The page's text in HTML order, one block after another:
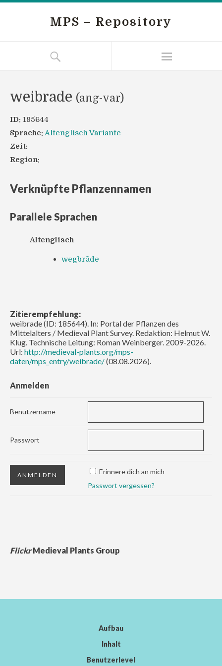
MPS – Repository
weibrade (ang-var)
ID: 185644
Sprache: Altenglisch Variante
Zeit:
Region:
Verknüpfte Pflanzennamen
Parallele Sprachen
Altenglisch
wegbrāde
Zitierempfehlung:
weibrade (ID: 185644). In: Portal der Pflanzen des
Mittelalters / Medieval Plant Survey. Redaktion: Helmut W.
Klug. Technische Leitung: Roman Weinberger. 2009-2026.
Url: http://medieval-plants.org/mps-
daten/mps_entry/weibrade/(08.08.2026).
Anmelden
Benutzername
Passwort
Erinnere dich an mich
Passwort vergessen?
FlickrMedieval Plants Group
Aufbau
Inhalt
Benutzerlevel